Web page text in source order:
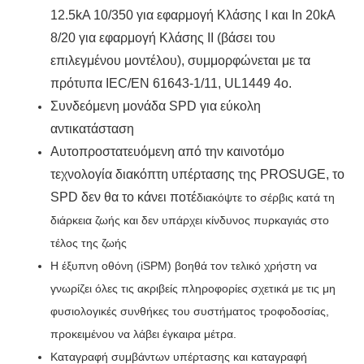
12.5kA 10/350 για εφαρμογή Κλάσης I και In 20kA
8/20 για εφαρμογή Κλάσης II (βάσει του
επιλεγμένου μοντέλου), συμμορφώνεται με τα
πρότυπα IEC/EN 61643-1/11, UL1449 4ο.
Συνδεόμενη μονάδα SPD για εύκολη
αντικατάσταση
Αυτοπροστατευόμενη από την καινοτόμο
τεχνολογία διακόπτη υπέρτασης της PROSUGE, το
SPD δεν θα το κάνει ποτέδιακόψτε το σέρβις κατά τη
διάρκεια ζωής και δεν υπάρχει κίνδυνος πυρκαγιάς στο
τέλος της ζωής
Η έξυπνη οθόνη (iSPM) βοηθά τον τελικό χρήστη να
γνωρίζει όλες τις ακριβείς πληροφορίες σχετικά με τις μη
φυσιολογικές συνθήκες του συστήματος τροφοδοσίας,
προκειμένου να λάβει έγκαιρα μέτρα.
Καταγραφή συμβάντων υπέρτασης και καταγραφή